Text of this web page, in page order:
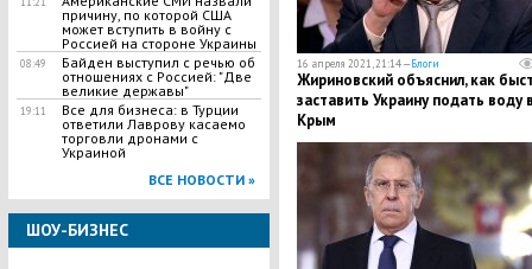
причину, по которой США
может вступить в войну с
Россией на стороне Украины
08:49
Байден выступил с речью об
отношениях с Россией: "Две
великие державы"
19:11
Все для бизнеса: в Турции
ответили Лаврову касаемо
торговли дронами с
Украиной
ВСЕ НОВОСТИ »
ШОУ-БИЗНЕС
16 апреля 2021, 21:14 —Блоги
Жириновский объяснил, как
заставить Украину подать воду
Крым